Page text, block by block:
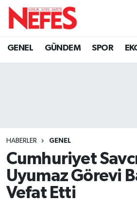
GENEL GÜNDEM SPOR
HABERLER GENEL
Cumhuriyet
Uyumaz Görevi
Vefat Etti
Hava Durumu
Tüm Manşetler
Son Dakika Haberleri